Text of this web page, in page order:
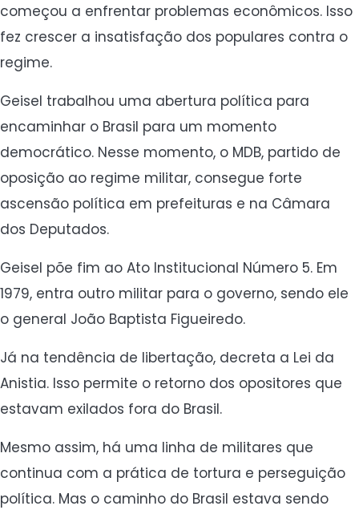
começou a enfrentar problemas econômicos. Isso
fez crescer a insatisfação dos populares contra o
regime.
Geisel trabalhou uma abertura política para
encaminhar o Brasil para um momento
democrático. Nesse momento, o MDB, partido de
oposição ao regime militar, consegue forte
ascensão política em prefeituras e na Câmara
dos Deputados.
Geisel põe fim ao Ato Institucional Número 5. Em
1979, entra outro militar para o governo, sendo ele
o general João Baptista Figueiredo.
Já na tendência de libertação, decreta a Lei da
Anistia. Isso permite o retorno dos opositores que
estavam exilados fora do Brasil.
Mesmo assim, há uma linha de militares que
continua com a prática de tortura e perseguição
política. Mas o caminho do Brasil estava sendo